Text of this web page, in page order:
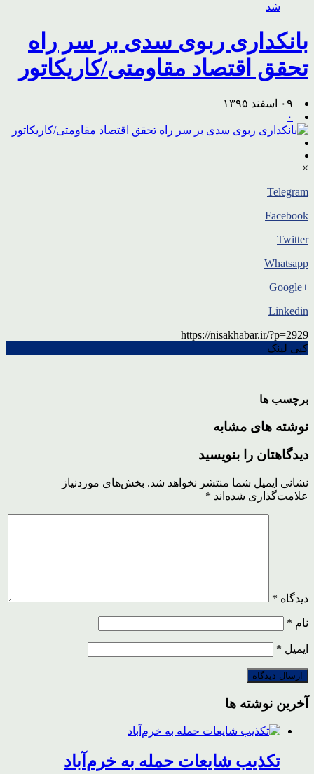
شد
بانکداری ربوی سدی بر سر راه
تحقق اقتصاد مقاومتی/کاریکاتور
۰۹ اسفند ۱۳۹۵
۰
×
Telegram
Facebook
Twitter
Whatsapp
+Google
Linkedin
https://nisakhabar.ir/?p=2929
کپی لینک
برچسب ها
نوشته های مشابه
دیدگاهتان را بنویسید
نشانی ایمیل شما منتشر نخواهد شد. بخش‌های موردنیاز
علامت‌گذاری شده‌اند *
دیدگاه *
نام *
ایمیل *
آخرین نوشته ها
تکذیب شایعات حمله به خرم‌آباد